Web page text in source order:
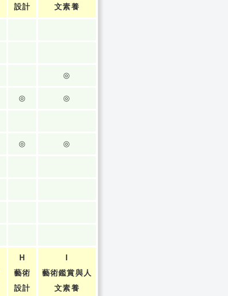
設計
文素養
◎
◎ ◎
◎ ◎
H
藝術
設計
藝術鑑賞與人
文素養